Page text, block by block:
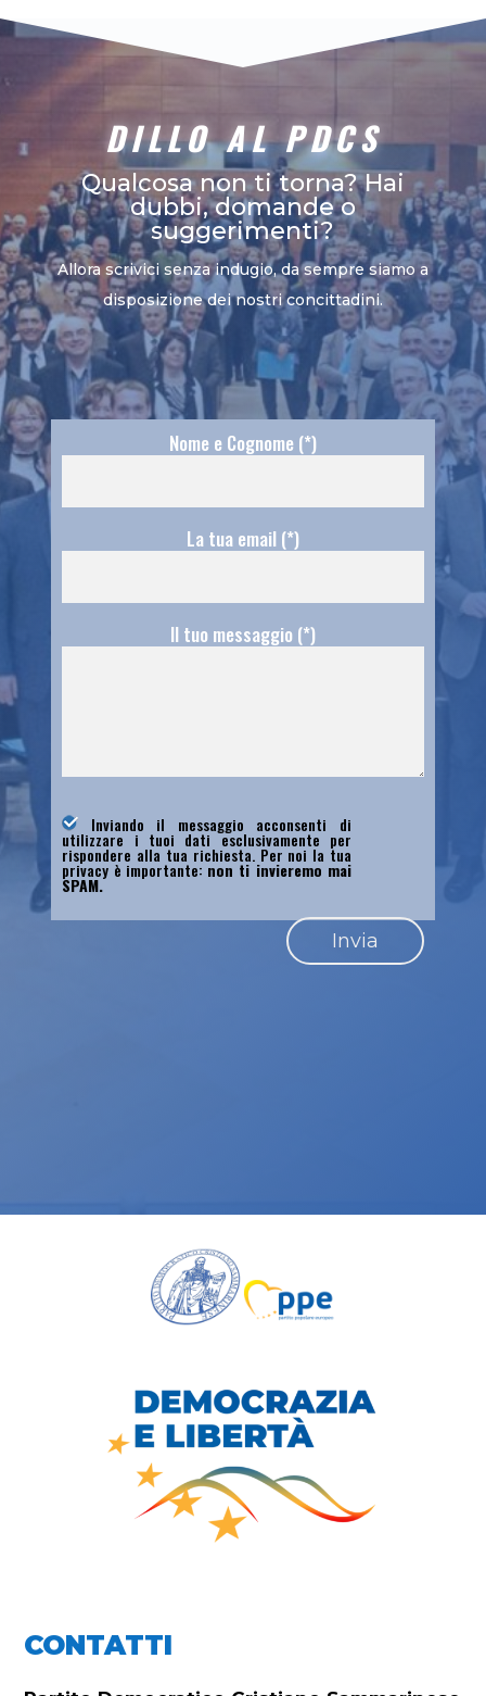
DILLO AL PDCS
Qualcosa non ti torna? Hai
dubbi, domande o
suggerimenti?
Allora scrivici senza indugio, da sempre siamo a
disposizione dei nostri concittadini.
Nome e Cognome (*)
La tua email (*)
Il tuo messaggio (*)
Inviando il messaggio acconsenti di
utilizzare i tuoi dati esclusivamente per
rispondere alla tua richiesta. Per noi la tua
privacy è importante: non ti invieremo mai
SPAM.
CONTATTI